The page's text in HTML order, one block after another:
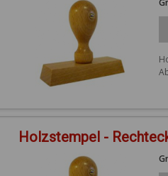
Holzstempel -